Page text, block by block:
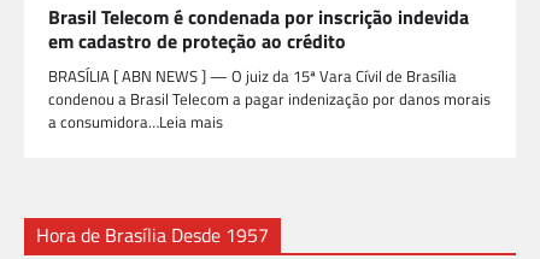
Brasil Telecom é condenada por inscrição indevida
em cadastro de proteção ao crédito
BRASÍLIA [ ABN NEWS ] — O juiz da 15ª Vara Cívil de Brasília
condenou a Brasil Telecom a pagar indenização por danos morais
a consumidora…Leia mais
Hora de Brasília Desde 1957